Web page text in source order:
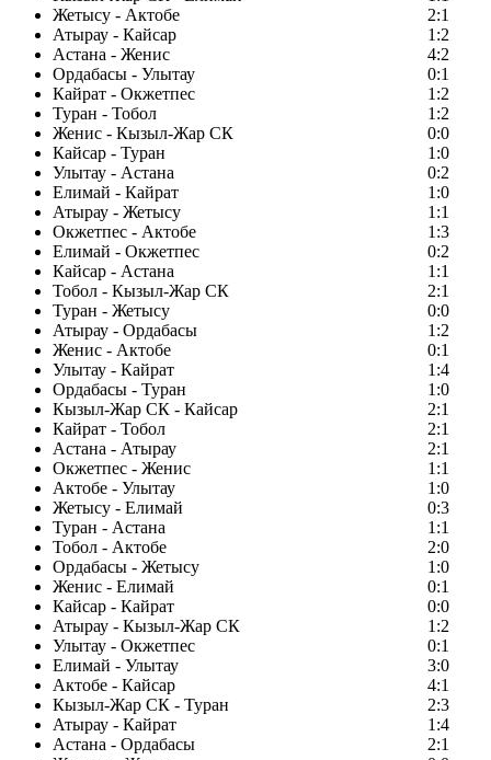
Жетысу - Актобе
2:1
Атырау - Кайсар
1:2
Астана - Женис
4:2
Ордабасы - Улытау
0:1
Кайрат - Окжетпес
1:2
Туран - Тобол
1:2
Женис - Кызыл-Жар СК
0:0
Кайсар - Туран
1:0
Улытау - Астана
0:2
Елимай - Кайрат
1:0
Атырау - Жетысу
1:1
Окжетпес - Актобе
1:3
Елимай - Окжетпес
0:2
Кайсар - Астана
1:1
Тобол - Кызыл-Жар СК
2:1
Туран - Жетысу
0:0
Атырау - Ордабасы
1:2
Женис - Актобе
0:1
Улытау - Кайрат
1:4
Ордабасы - Туран
1:0
Кызыл-Жар СК - Кайсар
2:1
Кайрат - Тобол
2:1
Астана - Атырау
2:1
Окжетпес - Женис
1:1
Актобе - Улытау
1:0
Жетысу - Елимай
0:3
Туран - Астана
1:1
Тобол - Актобе
2:0
Ордабасы - Жетысу
1:0
Женис - Елимай
0:1
Кайсар - Кайрат
0:0
Атырау - Кызыл-Жар СК
1:2
Улытау - Окжетпес
0:1
Елимай - Улытау
3:0
Актобе - Кайсар
4:1
Кызыл-Жар СК - Туран
2:3
Атырау - Кайрат
1:4
Астана - Ордабасы
2:1